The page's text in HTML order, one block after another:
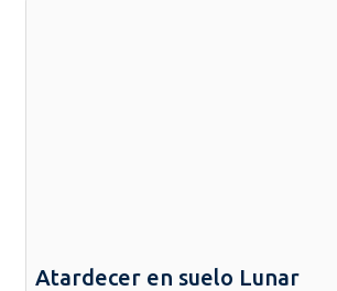
Atardecer en suelo Lunar